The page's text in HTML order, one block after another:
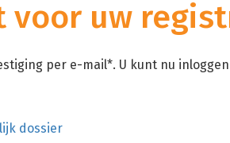
voor uw
per e-mail*. U kunt nu
dossier